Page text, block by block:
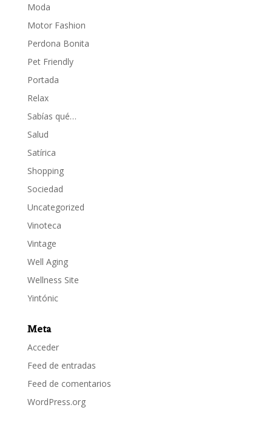
Moda
Motor Fashion
Perdona Bonita
Pet Friendly
Portada
Relax
Sabías qué…
Salud
Satírica
Shopping
Sociedad
Uncategorized
Vinoteca
Vintage
Well Aging
Wellness Site
Yintónic
Meta
Acceder
Feed de entradas
Feed de comentarios
WordPress.org